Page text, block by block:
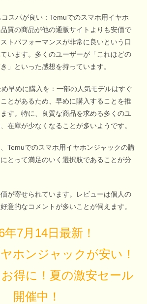
スパが良い：Temuでのスマホ用イヤホ
質の商品が他の通販サイトよりも安価で
トパフォーマンスが非常に良いという口
います。多くのユーザーが「これほどの
」といった感想を持っています。
早めに購入を：一部の人気モデルはすぐ
とがあるため、早めに購入することを推
す。特に、良質な商品を求める多くのユ
在庫が少なくなることが多いようです。
Temuでのスマホ用イヤホンジャックの購
とって満足のいく選択肢であることが分
が寄せられています。レビューは個人の
意的なコメントが多いことが伺えます。
年7月14日最新！
ホンジャックが安い！
得に！夏の激安セール
開催中！